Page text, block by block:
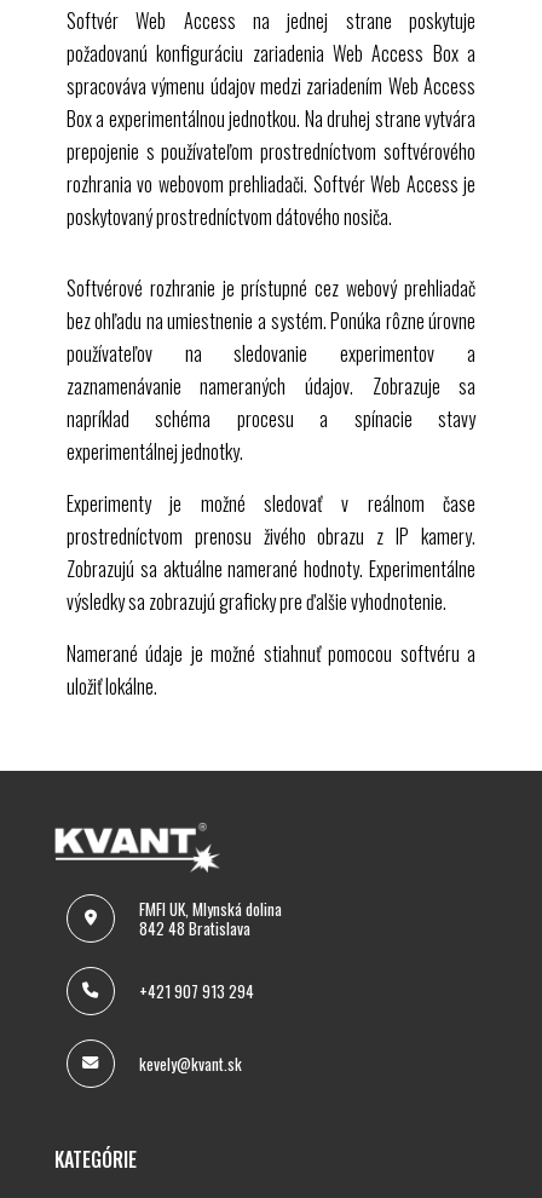
Softvér Web Access na jednej strane poskytuje
požadovanú konfiguráciu zariadenia Web Access Box a
spracováva výmenu údajov medzi zariadením Web Access
Box a experimentálnou jednotkou. Na druhej strane vytvára
prepojenie s používateľom prostredníctvom softvérového
rozhrania vo webovom prehliadači. Softvér Web Access je
poskytovaný prostredníctvom dátového nosiča.
Softvérové rozhranie je prístupné cez webový prehliadač
bez ohľadu na umiestnenie a systém. Ponúka rôzne úrovne
používateľov na sledovanie experimentov a
zaznamenávanie nameraných údajov. Zobrazuje sa
napríklad schéma procesu a spínacie stavy
experimentálnej jednotky.
Experimenty je možné sledovať v reálnom čase
prostredníctvom prenosu živého obrazu z IP kamery.
Zobrazujú sa aktuálne namerané hodnoty. Experimentálne
výsledky sa zobrazujú graficky pre ďalšie vyhodnotenie.
Namerané údaje je možné stiahnuť pomocou softvéru a
uložiť lokálne.
FMFI UK, Mlynská dolina
842 48 Bratislava
+421 907 913 294
kevely@kvant.sk
KATEGÓRIE